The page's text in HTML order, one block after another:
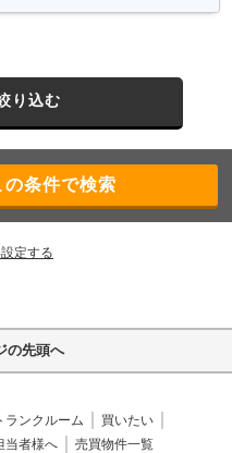
り込む
定する
の先頭へ
ランクルーム
買いたい
当者様へ 売買物件一覧